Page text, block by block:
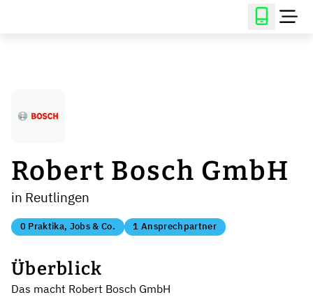
Robert Bosch GmbH
in Reutlingen
0 Praktika, Jobs & Co. 1 Ansprechpartner
Überblick
Das macht Robert Bosch GmbH